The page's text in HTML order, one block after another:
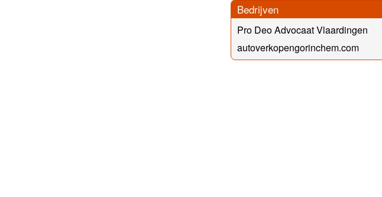
Bedrijven
Pro Deo Advocaat Vlaardingen
autoverkopengorinchem.com